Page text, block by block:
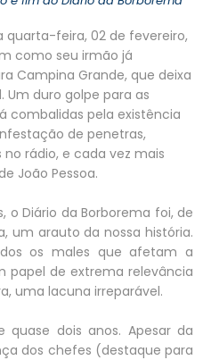
quarta-feira, 02 de fevereiro,
como seu irmão já
Campina Grande, que deixa
Um duro golpe para as
combalidas pela existência
de penetras,
rádio, e cada vez mais
João Pessoa.
o Diário da Borborema foi, de
um arauto da nossa história.
os males que afetam a
papel de extrema relevância
uma lacuna irreparável.
quase dois anos. Apesar da
dos chefes (destaque para